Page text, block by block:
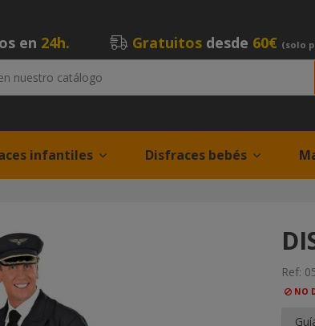
en 24h. Gratuitosdesde 60€ (solo
infantiles Disfraces bebés
Ref:
NO